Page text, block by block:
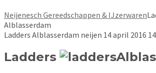
Neijenesch Gereedschappen & IJzerwaren
Alblasserdam
Ladders Alblasserdam neijen 14 april 2016
Ladders